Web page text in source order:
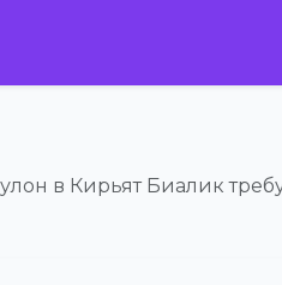
в Кирьят Биалик